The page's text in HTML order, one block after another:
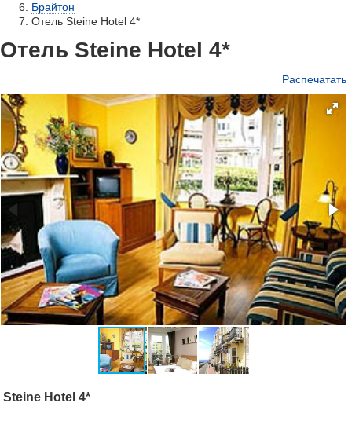
Брайтон
Отель Steine Hotel 4*
Отель Steine Hotel 4*
Распечатать
Steine Hotel 4*